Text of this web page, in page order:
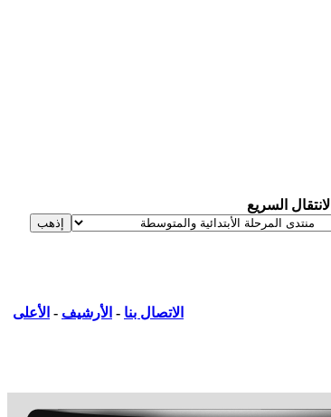
الانتقال السريع
الاتصال بنا - الأرشيف - الأعلى